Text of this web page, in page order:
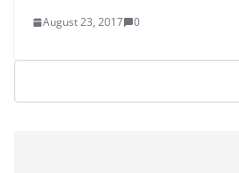
August 23, 2017 0